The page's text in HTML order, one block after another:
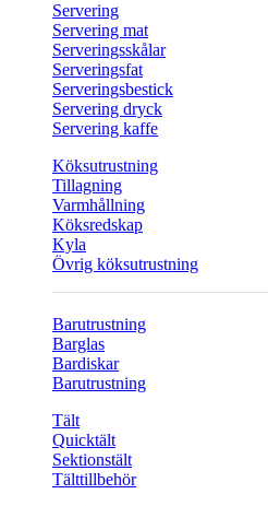
Servering
Servering mat
Serveringsskålar
Serveringsfat
Serveringsbestick
Servering dryck
Servering kaffe
Köksutrustning
Tillagning
Varmhållning
Köksredskap
Kyla
Övrig köksutrustning
Barutrustning
Barglas
Bardiskar
Barutrustning
Tält
Quicktält
Sektionstält
Tälttillbehör